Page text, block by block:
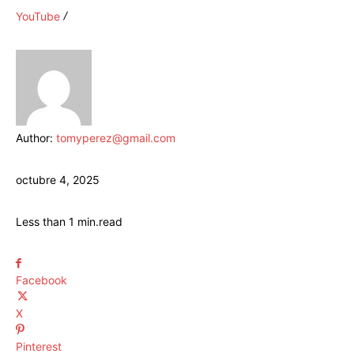
YouTube
Author: tomyperez@gmail.com
octubre 4, 2025
Less than 1 min.read
Facebook
X
Pinterest